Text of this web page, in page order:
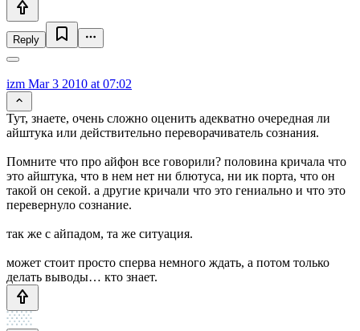
Reply
izm Mar 3 2010 at 07:02
Тут, знаете, очень сложно оценить адекватно очередная ли
айштука или действительно переворачиватель сознания.
Помните что про айфон все говорили? половина кричала что
это айштука, что в нем нет ни блютуса, ни ик порта, что он
такой он секой. а другие кричали что это гениально и что это
перевернуло сознание.
так же с айпадом, та же ситуация.
может стоит просто сперва немного ждать, а потом только
делать выводы… кто знает.